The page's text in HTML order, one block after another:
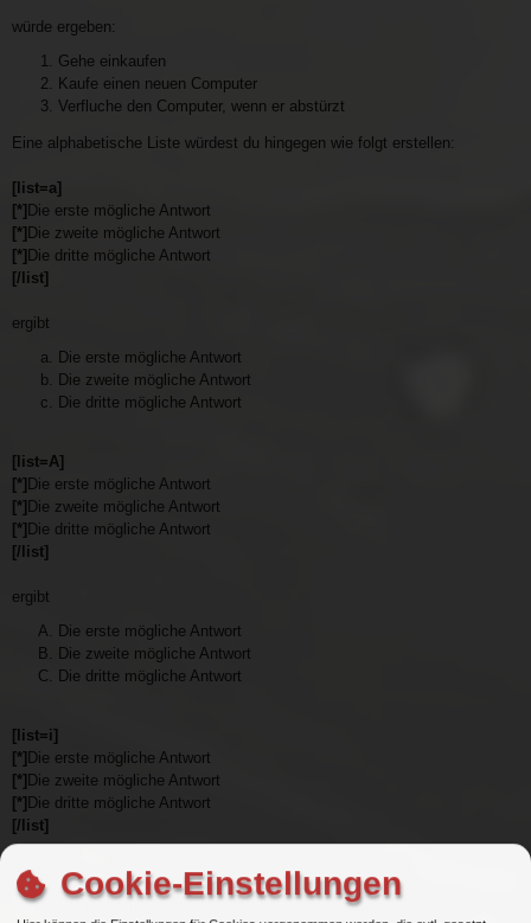
würde ergeben:
Gehe einkaufen
Kaufe einen neuen Computer
Verfluche den Computer, wenn er abstürzt
Eine alphabetische Liste würdest du hingegen wie folgt erstellen:
[list=a]
[*] Die erste mögliche Antwort
[*] Die zweite mögliche Antwort
[*] Die dritte mögliche Antwort
[/list]
ergibt
Die erste mögliche Antwort
Die zweite mögliche Antwort
Die dritte mögliche Antwort
[list=A]
[*] Die erste mögliche Antwort
[*] Die zweite mögliche Antwort
[*] Die dritte mögliche Antwort
[/list]
ergibt
Die erste mögliche Antwort
Die zweite mögliche Antwort
Die dritte mögliche Antwort
[list=i]
[*] Die erste mögliche Antwort
[*] Die zweite mögliche Antwort
[*] Die dritte mögliche Antwort
[/list]
ergibt
Die erste mögliche Antwort
Cookie-Einstellungen